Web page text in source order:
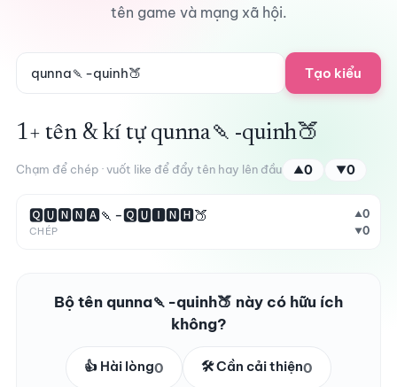
tên game và mạng xã hội.
Tạo kiểu
1+ tên & kí tự qunna🍡-quinh🍑
Chạm để chép · vuốt like để đẩy tên hay lên đầu ▲0 ▼0
🆀🆄🅽🅽🅰🍡-🆀🆄🅸🅽🅷🍑
CHÉP
▲0
▼0
Bộ tên qunna🍡-quinh🍑 này có hữu ích
không?
👍 Hài lòng0 🛠️ Cần cải thiện0